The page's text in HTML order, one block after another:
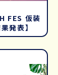
FES 仮装
発表】